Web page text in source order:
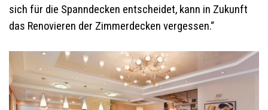
sich für die Spanndecken entscheidet, kann in Zukunft
das Renovieren der Zimmerdecken vergessen.“